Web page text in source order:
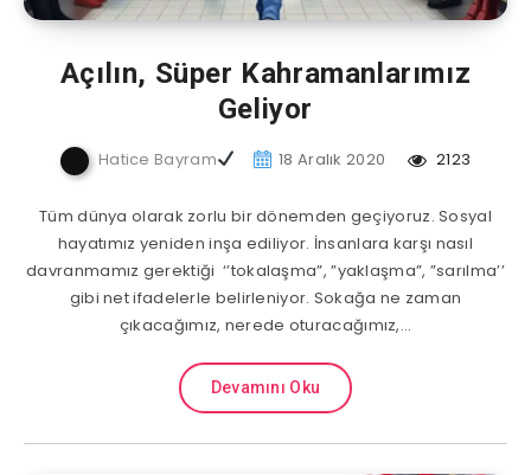
Açılın, Süper Kahramanlarımız
Geliyor
Hatice Bayram 18 Aralık 2020 2123
Tüm dünya olarak zorlu bir dönemden geçiyoruz. Sosyal
hayatımız yeniden inşa ediliyor. İnsanlara karşı nasıl
davranmamız gerektiği ‘’tokalaşma”, ”yaklaşma”, ”sarılma’’
gibi net ifadelerle belirleniyor. Sokağa ne zaman
çıkacağımız, nerede oturacağımız,…
Devamını Oku